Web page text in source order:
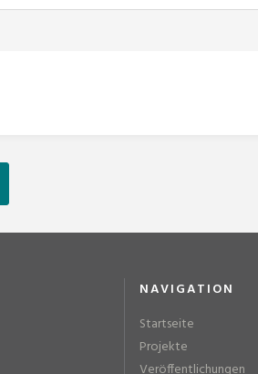
NAVIGATION
Startseite
Projekte
Veröffentlichungen